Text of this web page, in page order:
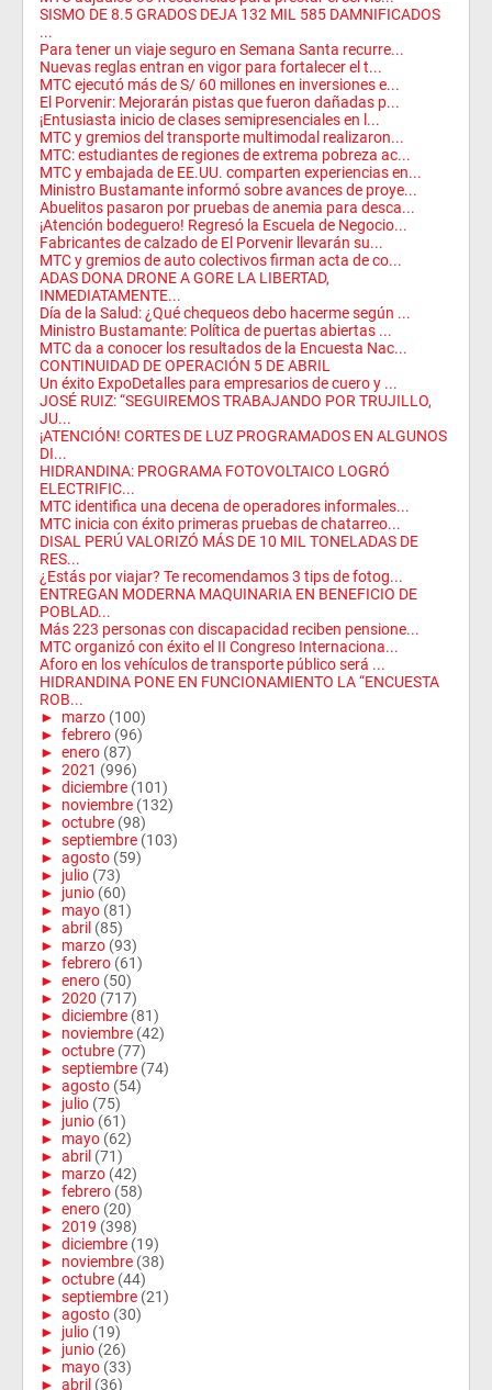
SISMO DE 8.5 GRADOS DEJA 132 MIL 585 DAMNIFICADOS
...
Para tener un viaje seguro en Semana Santa recurre...
Nuevas reglas entran en vigor para fortalecer el t...
MTC ejecutó más de S/ 60 millones en inversiones e...
El Porvenir: Mejorarán pistas que fueron dañadas p...
¡Entusiasta inicio de clases semipresenciales en l...
MTC y gremios del transporte multimodal realizaron...
MTC: estudiantes de regiones de extrema pobreza ac...
MTC y embajada de EE.UU. comparten experiencias en...
Ministro Bustamante informó sobre avances de proye...
Abuelitos pasaron por pruebas de anemia para desca...
¡Atención bodeguero! Regresó la Escuela de Negocio...
Fabricantes de calzado de El Porvenir llevarán su...
MTC y gremios de auto colectivos firman acta de co...
ADAS DONA DRONE A GORE LA LIBERTAD,
INMEDIATAMENTE...
Día de la Salud: ¿Qué chequeos debo hacerme según ...
Ministro Bustamante: Política de puertas abiertas ...
MTC da a conocer los resultados de la Encuesta Nac...
CONTINUIDAD DE OPERACIÓN 5 DE ABRIL
Un éxito ExpoDetalles para empresarios de cuero y ...
JOSÉ RUIZ: “SEGUIREMOS TRABAJANDO POR TRUJILLO,
JU...
¡ATENCIÓN! CORTES DE LUZ PROGRAMADOS EN ALGUNOS
DI...
HIDRANDINA: PROGRAMA FOTOVOLTAICO LOGRÓ
ELECTRIFIC...
MTC identifica una decena de operadores informales...
MTC inicia con éxito primeras pruebas de chatarreo...
DISAL PERÚ VALORIZÓ MÁS DE 10 MIL TONELADAS DE
RES...
¿Estás por viajar? Te recomendamos 3 tips de fotog...
ENTREGAN MODERNA MAQUINARIA EN BENEFICIO DE
POBLAD...
Más 223 personas con discapacidad reciben pensione...
MTC organizó con éxito el II Congreso Internaciona...
Aforo en los vehículos de transporte público será ...
HIDRANDINA PONE EN FUNCIONAMIENTO LA “ENCUESTA
ROB...
► marzo (100)
► febrero (96)
► enero (87)
► 2021 (996)
► diciembre (101)
► noviembre (132)
► octubre (98)
► septiembre (103)
► agosto (59)
► julio (73)
► junio (60)
► mayo (81)
► abril (85)
► marzo (93)
► febrero (61)
► enero (50)
► 2020 (717)
► diciembre (81)
► noviembre (42)
► octubre (77)
► septiembre (74)
► agosto (54)
► julio (75)
► junio (61)
► mayo (62)
► abril (71)
► marzo (42)
► febrero (58)
► enero (20)
► 2019 (398)
► diciembre (19)
► noviembre (38)
► octubre (44)
► septiembre (21)
► agosto (30)
► julio (19)
► junio (26)
► mayo (33)
► abril (36)